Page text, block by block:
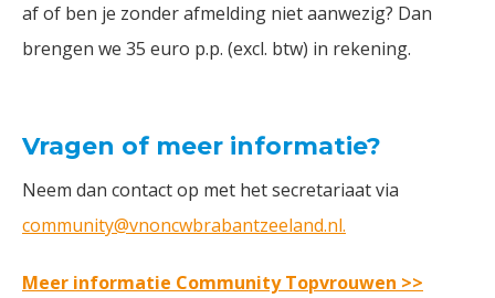
af of ben je zonder afmelding niet aanwezig? Dan
brengen we 35 euro p.p. (excl. btw) in rekening.
Vragen of meer informatie?
Neem dan contact op met het secretariaat via
community@vnoncwbrabantzeeland.nl.
Meer informatie Community Topvrouwen >>